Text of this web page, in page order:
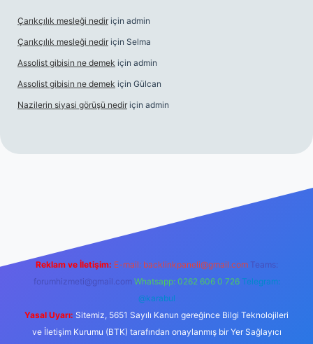
Çarıkçılık mesleği nedir için admin
Çarıkçılık mesleği nedir için Selma
Assolist gibisin ne demek için admin
Assolist gibisin ne demek için Gülcan
Nazilerin siyasi görüşü nedir için admin
Reklam ve İletişim: E-mail: backlinkpaneli@gmail.com Teams:
forumhizmeti@gmail.com Whatsapp: 0262 606 0 726 Telegram:
@karabul
Yasal Uyarı: Sitemiz, 5651 Sayılı Kanun gereğince Bilgi Teknolojileri
ve İletişim Kurumu (BTK) tarafından onaylanmış bir Yer Sağlayıcı